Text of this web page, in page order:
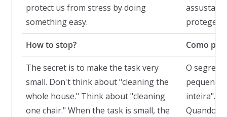
protect us from stress by doing
something easy.
proteger
How to stop? Como
The secret is to make the task very
small. Don't think about "cleaning the
whole house." Think about "cleaning
one chair." When the task is small, the
O
pequena.
inteira".
Quando a